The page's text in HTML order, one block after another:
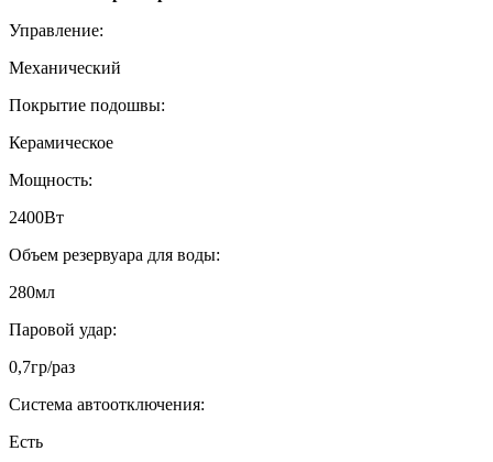
Управление:
Механический
Покрытие подошвы:
Керамическое
Мощность:
2400Вт
Объем резервуара для воды:
280мл
Паровой удар:
0,7гр/раз
Система автоотключения:
Есть